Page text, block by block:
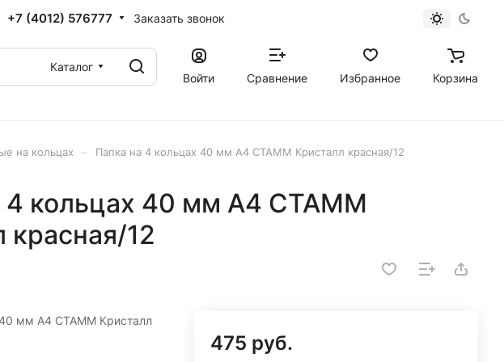
+7 (4012) 576777 Заказать звонок
Каталог
Войти
Сравнение Избранное Корзина
на кольцах Папка на 4 кольцах 40 мм A4 СТАММ Кристалл красная/12
4 кольцах 40 мм A4 СТАММ
красная/12
мм A4 СТАММ Кристалл
475 руб.